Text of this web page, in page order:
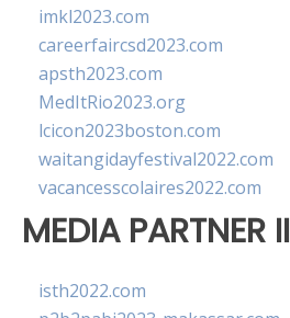
imkl2023.com
careerfaircsd2023.com
apsth2023.com
MedItRio2023.org
lcicon2023boston.com
waitangidayfestival2022.com
vacancesscolaires2022.com
MEDIA PARTNER II
isth2022.com